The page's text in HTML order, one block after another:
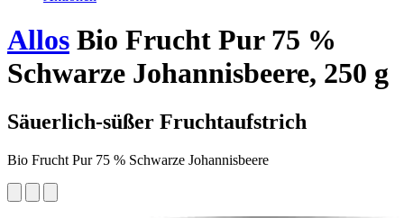
Allos Bio Frucht Pur 75 %
Schwarze Johannisbeere, 250 g
Säuerlich-süßer Fruchtaufstrich
Bio Frucht Pur 75 % Schwarze Johannisbeere